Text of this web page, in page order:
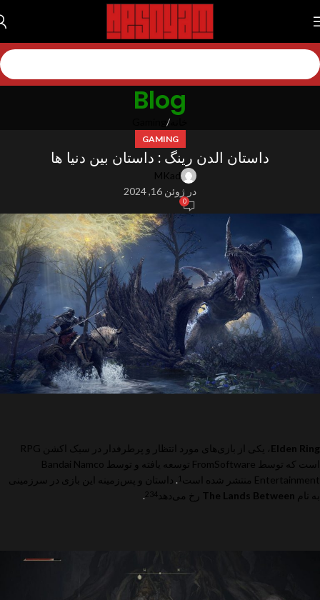
Blog
GAMING
داستان الدن رینگ : داستان بین دنیا ها
MKad
در ژوئن 16, 2024
0
Elden Ring
، یکی از بازی‌های مورد انتظار و پرطرفدار در سبک اکشن RPG
است که توسط FromSoftware توسعه یافته و توسط Bandai Namco
Entertainment منتشر شده است
. داستان و پس‌زمینه این بازی در سرزمینی
به نام The Lands Between رخ می‌دهد 2
.